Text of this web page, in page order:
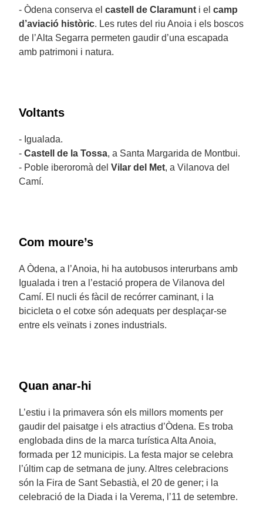
- Òdena conserva el castell de Claramunt i el camp
d’aviació històric. Les rutes del riu Anoia i els boscos
de l’Alta Segarra permeten gaudir d’una escapada
amb patrimoni i natura.
Voltants
- Igualada.
- Castell de la Tossa, a Santa Margarida de Montbui.
- Poble iberoromà del Vilar del Met, a Vilanova del
Camí.
Com moure’s
A Òdena, a l’Anoia, hi ha autobusos interurbans amb
Igualada i tren a l’estació propera de Vilanova del
Camí. El nucli és fàcil de recórrer caminant, i la
bicicleta o el cotxe són adequats per desplaçar-se
entre els veïnats i zones industrials.
Quan anar-hi
L’estiu i la primavera són els millors moments per
gaudir del paisatge i els atractius d’Òdena. Es troba
englobada dins de la marca turística Alta Anoia,
formada per 12 municipis. La festa major se celebra
l’últim cap de setmana de juny. Altres celebracions
són la Fira de Sant Sebastià, el 20 de gener; i la
celebració de la Diada i la Verema, l’11 de setembre.